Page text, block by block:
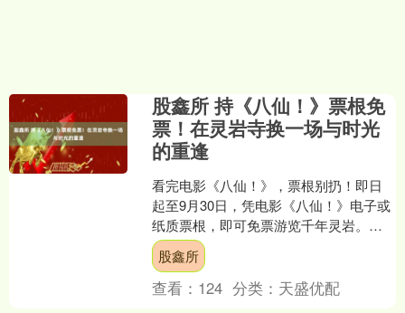
股鑫所 持《八仙！》票根免
票！在灵岩寺换一场与时光
的重逢
看完电影《八仙！》，票根别扔！即日
起至9月30日，凭电影《八仙！》电子或
纸质票根，即可免票游览千年灵岩。
1985年，经典电视剧《八仙过海》火遍
大江南北，“八仙....
股鑫所
查看： 124 分类： 天盛优配